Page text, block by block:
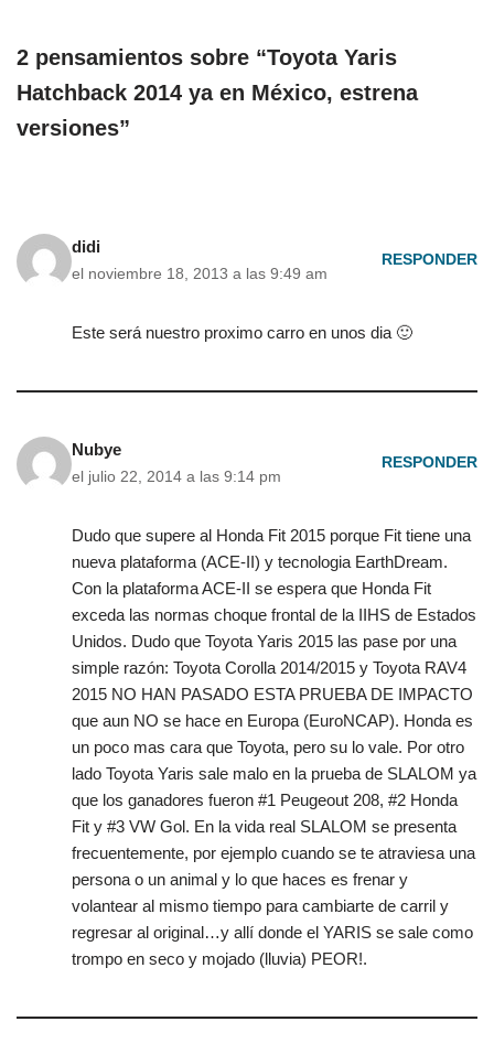
2 pensamientos sobre “Toyota Yaris
Hatchback 2014 ya en México, estrena
versiones”
didi
el noviembre 18, 2013 a las 9:49 am
RESPONDER
Este será nuestro proximo carro en unos dia 🙂
Nubye
el julio 22, 2014 a las 9:14 pm
RESPONDER
Dudo que supere al Honda Fit 2015 porque Fit tiene una
nueva plataforma (ACE-II) y tecnologia EarthDream.
Con la plataforma ACE-II se espera que Honda Fit
exceda las normas choque frontal de la IIHS de Estados
Unidos. Dudo que Toyota Yaris 2015 las pase por una
simple razón: Toyota Corolla 2014/2015 y Toyota RAV4
2015 NO HAN PASADO ESTA PRUEBA DE IMPACTO
que aun NO se hace en Europa (EuroNCAP). Honda es
un poco mas cara que Toyota, pero su lo vale. Por otro
lado Toyota Yaris sale malo en la prueba de SLALOM ya
que los ganadores fueron #1 Peugeout 208, #2 Honda
Fit y #3 VW Gol. En la vida real SLALOM se presenta
frecuentemente, por ejemplo cuando se te atraviesa una
persona o un animal y lo que haces es frenar y
volantear al mismo tiempo para cambiarte de carril y
regresar al original…y allí donde el YARIS se sale como
trompo en seco y mojado (lluvia) PEOR!.